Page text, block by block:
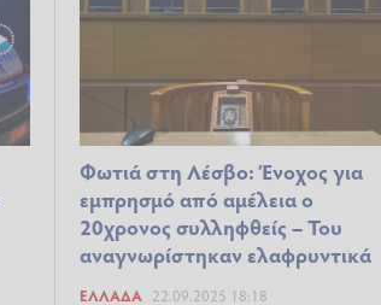
Φωτιά στη Λέσβο: Ένοχος για
εμπρησμό από αμέλεια ο
20χρονος συλληφθείς – Του
αναγνωρίστηκαν ελαφρυντικά
ΕΛΛΆΔΑ 22.09.2025 18:18